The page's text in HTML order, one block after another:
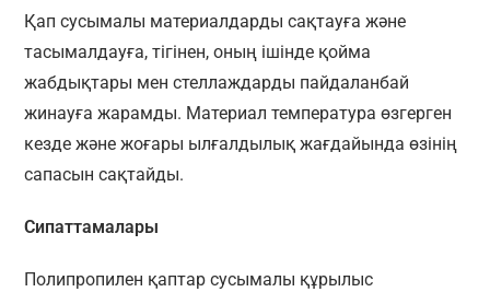
Қап сусымалы материалдарды сақтауға және
тасымалдауға, тігінен, оның ішінде қойма
жабдықтары мен стеллаждарды пайдаланбай
жинауға жарамды. Материал температура өзгерген
кезде және жоғары ылғалдылық жағдайында өзінің
сапасын сақтайды.
Сипаттамалары
Полипропилен қаптар сусымалы құрылыс